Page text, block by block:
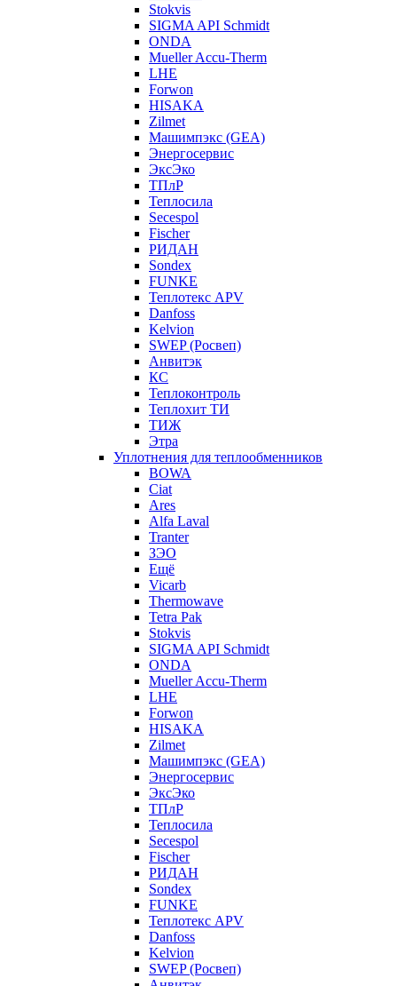
Stokvis
SIGMA API Schmidt
ONDA
Mueller Accu-Therm
LHE
Forwon
HISAKA
Zilmet
Машимпэкс (GEA)
Энергосервис
ЭксЭко
ТПлР
Теплосила
Secespol
Fischer
РИДАН
Sondex
FUNKE
Теплотекс APV
Danfoss
Kelvion
SWEP (Росвеп)
Анвитэк
КС
Теплоконтроль
Теплохит ТИ
ТИЖ
Этра
Уплотнения для теплообменников
BOWA
Ciat
Ares
Alfa Laval
Tranter
ЗЭО
Ещё
Vicarb
Thermowave
Tetra Pak
Stokvis
SIGMA API Schmidt
ONDA
Mueller Accu-Therm
LHE
Forwon
HISAKA
Zilmet
Машимпэкс (GEA)
Энергосервис
ЭксЭко
ТПлР
Теплосила
Secespol
Fischer
РИДАН
Sondex
FUNKE
Теплотекс APV
Danfoss
Kelvion
SWEP (Росвеп)